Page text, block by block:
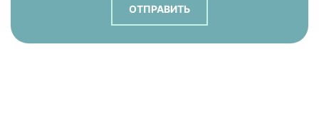
ОТПРАВИТЬ